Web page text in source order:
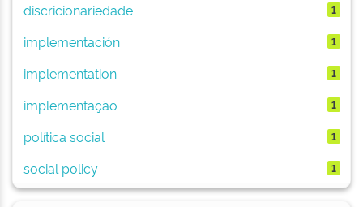
discricionariedade 1
implementación 1
implementation 1
implementação 1
política social 1
social policy 1